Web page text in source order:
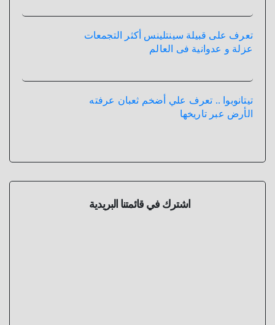
تعرف على قبيلة سينتلينس أكثر التجمعات
عزلة و عدوانية فى العالم
تيتانوبوا .. تعرف علي أضخم ثعبان عرفته
الأرض عبر تاريخها
اشترك في قائمتنا البريدية